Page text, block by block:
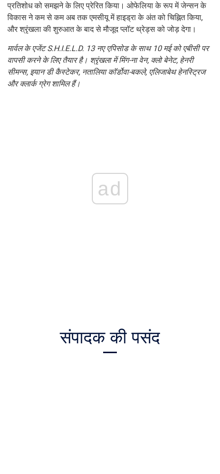
प्रतिशोध को समझने के लिए प्रेरित किया। ओफेलिया के रूप में जेन्सन के
विकास ने कम से कम अब तक एमसीयू में हाइड्रा के अंत को चिह्नित किया,
और श्रृंखला की शुरुआत के बाद से मौजूद प्लॉट थ्रेड्स को जोड़ देगा।
मार्वल के एजेंट S.H.I.E.L.D. 13 नए एपिसोड के साथ 10 मई को एबीसी पर
वापसी करने के लिए तैयार है। श्रृंखला में मिंग-ना वेन, क्लो बेनेट, हेनरी
सीमन्स, इयान डी कैस्टेकर, नतालिया कॉर्डोवा-बकले, एलिजाबेथ हेनस्ट्रिज
और क्लार्क ग्रेग शामिल हैं।
ad
संपादक की पसंद